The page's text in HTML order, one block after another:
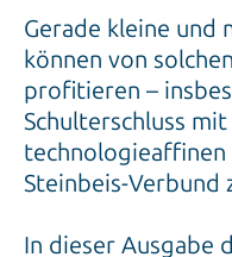
Gerade kleine und
können von
profitieren –
Schulterschluss
technologieaffinen
Steinbeis-Verbund
In dieser Ausgabe